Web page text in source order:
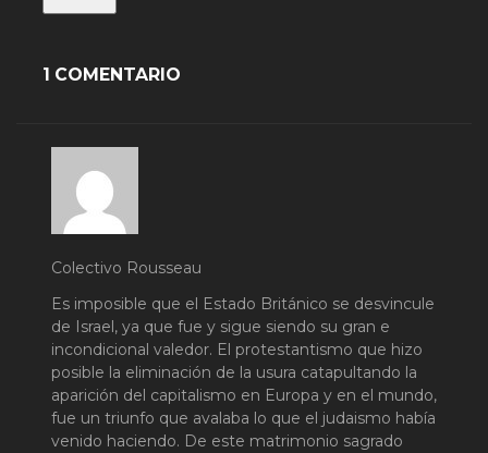
1 COMENTARIO
Colectivo Rousseau
Es imposible que el Estado Británico se desvincule
de Israel, ya que fue y sigue siendo su gran e
incondicional valedor. El protestantismo que hizo
posible la eliminación de la usura catapultando la
aparición del capitalismo en Europa y en el mundo,
fue un triunfo que avalaba lo que el judaismo había
venido haciendo. De este matrimonio sagrado